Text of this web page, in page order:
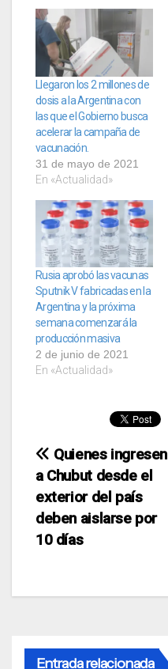
Llegaron los 2 millones de
dosis a la Argentina con
las que el Gobierno busca
acelerar la campaña de
vacunación.
31 de mayo de 2021
En «Actualidad»
Rusia aprobó las vacunas
Sputnik V fabricadas en la
Argentina y la próxima
semana comenzará la
producción masiva
2 de junio de 2021
En «Actualidad»
Navegación
de
entradas
Quienes ingresen
a Chubut desde el
exterior del país
deben aislarse por
10 días
Entrada relacionada